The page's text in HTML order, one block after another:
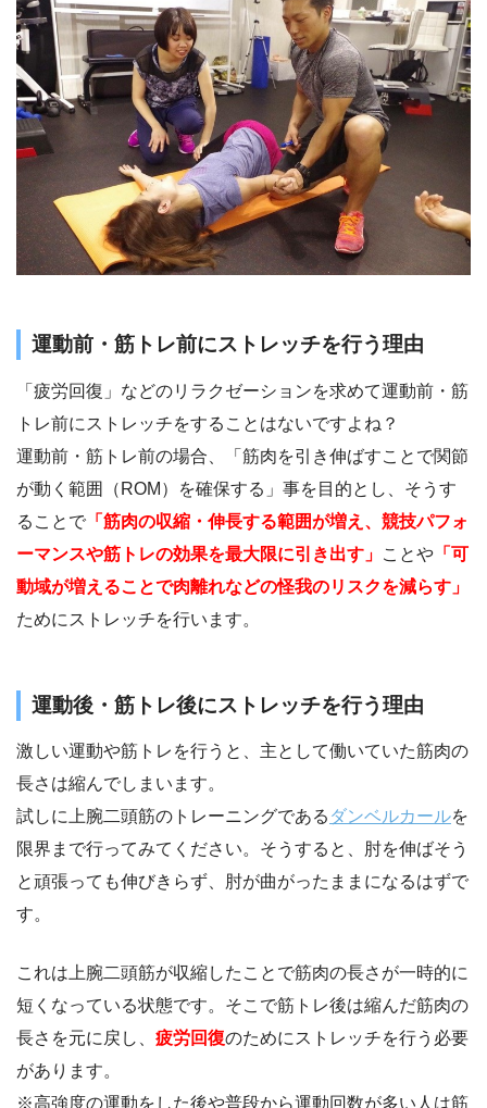
運動前・筋トレ前にストレッチを行う理由
「疲労回復」などのリラクゼーションを求めて運動前・筋
トレ前にストレッチをすることはないですよね？
運動前・筋トレ前の場合、「筋肉を引き伸ばすことで関節
が動く範囲（ROM）を確保する」事を目的とし、そうす
ることで 「筋肉の収縮・伸長する範囲が増え、競技パフォ
ーマンスや筋トレの効果を最大限に引き出す」 ことや 「可
動域が増えることで肉離れなどの怪我のリスクを減らす」
ためにストレッチを行います。
運動後・筋トレ後にストレッチを行う理由
激しい運動や筋トレを行うと、主として働いていた筋肉の
長さは縮んでしまいます。
試しに上腕二頭筋のトレーニングである ダンベルカールを
限界まで行ってみてください。そうすると、肘を伸ばそう
と頑張っても伸びきらず、肘が曲がったままになるはずで
す。
これは上腕二頭筋が収縮したことで筋肉の長さが一時的に
短くなっている状態です。そこで筋トレ後は縮んだ筋肉の
長さを元に戻し、 疲労回復のためにストレッチを行う必要
があります。
※高強度の運動をした後や普段から運動回数が多い人は筋